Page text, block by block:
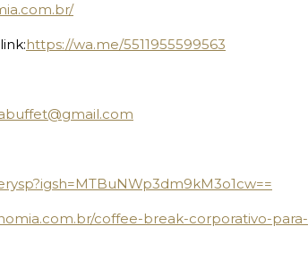
https://wa.me/5511955599563
coffee-break-corporativo-para-